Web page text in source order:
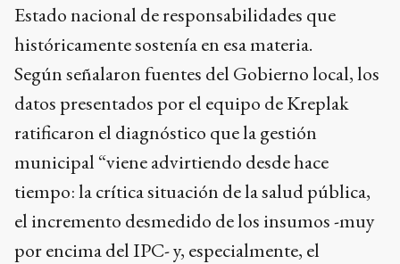
Estado nacional de responsabilidades que
históricamente sostenía en esa materia.
Según señalaron fuentes del Gobierno local, los
datos presentados por el equipo de Kreplak
ratificaron el diagnóstico que la gestión
municipal “viene advirtiendo desde hace
tiempo: la crítica situación de la salud pública,
el incremento desmedido de los insumos -muy
por encima del IPC- y, especialmente, el